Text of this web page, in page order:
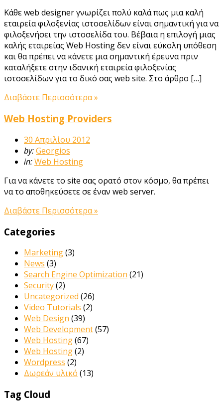
Κάθε web designer γνωρίζει πολύ καλά πως μια καλή
εταιρεία φιλοξενίας ιστοσελίδων είναι σημαντική για να
φιλοξενήσει την ιστοσελίδα του. Βέβαια η επιλογή μιας
καλής εταιρείας Web Hosting δεν είναι εύκολη υπόθεση
και θα πρέπει να κάνετε μια σημαντική έρευνα πριν
καταλήξετε στην ιδανική εταιρεία φιλοξενίας
ιστοσελίδων για το δικό σας web site. Στο άρθρο […]
Διαβάστε Περισσότερα »
Web Hosting Providers
30 Απριλίου 2012
by:Georgios
in:Web Hosting
Για να κάνετε το site σας ορατό στον κόσμο, θα πρέπει
να το αποθηκεύσετε σε έναν web server.
Διαβάστε Περισσότερα »
Categories
Marketing(3)
News (3)
Search Engine Optimization (21)
Security(2)
Uncategorized (26)
Video Tutorials (2)
Web Design (39)
Web Development(57)
Web Hosting(67)
Web Hosting(2)
Wordpress (2)
Δωρεάν υλικό (13)
Tag Cloud